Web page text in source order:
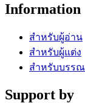
Information
สำหรับผู้อ่าน
สำหรับผู้แต่ง
สำหรับบรร
Support by